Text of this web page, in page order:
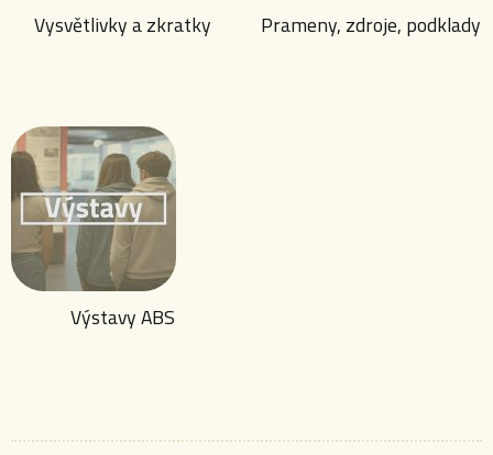
Vysvětlivky a zkratky Prameny, zdroje, podklady
Výstavy ABS